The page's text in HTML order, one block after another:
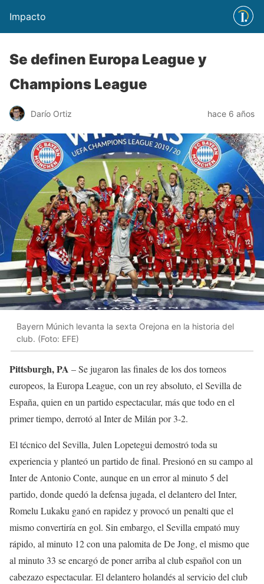
Impacto
Se definen Europa League y
Champions League
Darío Ortiz hace 6 años
Bayern Múnich levanta la sexta Orejona en la historia del
club. (Foto: EFE)
Pittsburgh, PA – Se jugaron las finales de los dos torneos
europeos, la Europa League, con un rey absoluto, el Sevilla de
España, quien en un partido espectacular, más que todo en el
primer tiempo, derrotó al Inter de Milán por 3-2.
El técnico del Sevilla, Julen Lopetegui demostró toda su
experiencia y planteó un partido de final. Presionó en su campo al
Inter de Antonio Conte, aunque en un error al minuto 5 del
partido, donde quedó la defensa jugada, el delantero del Inter,
Romelu Lukaku ganó en rapidez y provocó un penalti que el
mismo convertiría en gol. Sin embargo, el Sevilla empató muy
rápido, al minuto 12 con una palomita de De Jong, el mismo que
al minuto 33 se encargó de poner arriba al club español con un
cabezazo espectacular. El delantero holandés al servicio del club